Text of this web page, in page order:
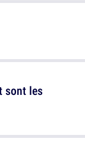
sont les